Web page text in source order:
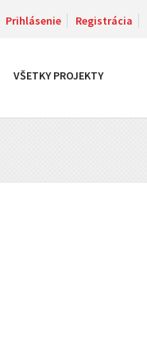
Prihlásenie Registrácia
VŠETKY PROJEKTY